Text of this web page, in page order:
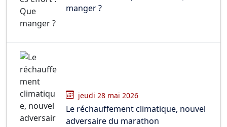
manger ?
jeudi 28 mai 2026
Le réchauffement climatique, nouvel
adversaire du marathon